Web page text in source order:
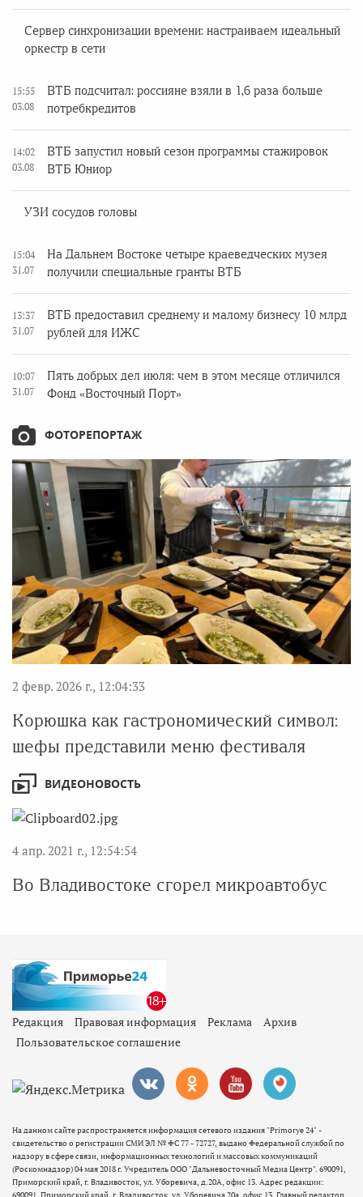
Сервер синхронизации времени: настраиваем идеальный
оркестр в сети
15:55
03.08
ВТБ подсчитал: россияне взяли в 1,6 раза больше
потребкредитов
14:02
03.08
ВТБ запустил новый сезон программы стажировок
ВТБ Юниор
УЗИ сосудов головы
15:04
31.07
На Дальнем Востоке четыре краеведческих музея
получили специальные гранты ВТБ
13:37
31.07
ВТБ предоставил среднему и малому бизнесу 10 млрд
рублей для ИЖС
10:07
31.07
Пять добрых дел июля: чем в этом месяце отличился
Фонд «Восточный Порт»
ФОТОРЕПОРТАЖ
2 февр. 2026 г., 12:04:33
Корюшка как гастрономический символ:
шефы представили меню фестиваля
ВИДЕОНОВОСТЬ
4 апр. 2021 г., 12:54:54
Во Владивостоке сгорел микроавтобус
Редакция Правовая информация Реклама
Архив
Пользовательское соглашение
На данном сайте распространяется информация сетевого издания "Primorye 24" -
свидетельство о регистрации СМИ ЭЛ № ФС 77 - 72727, выдано Федеральной службой по
надзору в сфере связи, информационных технологий и массовых коммуникаций
(Роскомнадзор) 04 мая 2018 г. Учредитель ООО "Дальневосточный Медиа Центр". 690091,
Приморский край, г. Владивосток, ул. Уборевича, д.20А, офис 13. Адрес редакции: